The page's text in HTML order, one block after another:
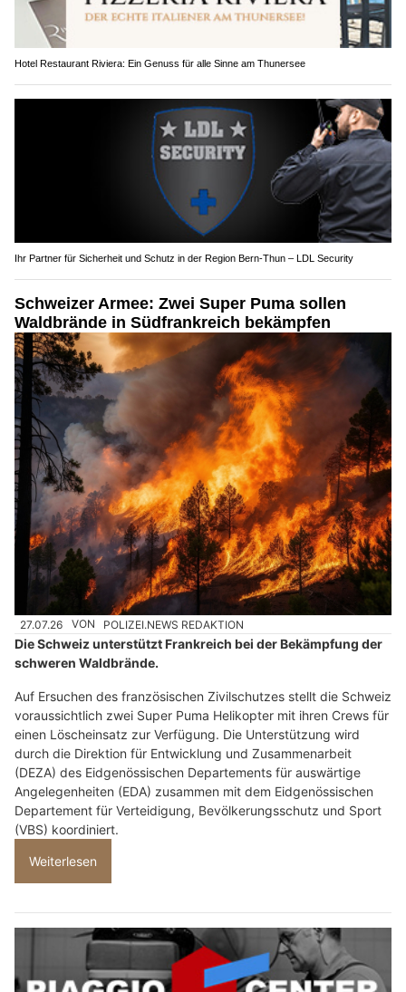
Hotel Restaurant Riviera: Ein Genuss für alle Sinne am Thunersee
Ihr Partner für Sicherheit und Schutz in der Region Bern-Thun – LDL Security
Schweizer Armee: Zwei Super Puma sollen
Waldbrände in Südfrankreich bekämpfen
27.07.26 VON POLIZEI.NEWS REDAKTION
Die Schweiz unterstützt Frankreich bei der Bekämpfung der
schweren Waldbrände.
Auf Ersuchen des französischen Zivilschutzes stellt die Schweiz
voraussichtlich zwei Super Puma Helikopter mit ihren Crews für
einen Löscheinsatz zur Verfügung. Die Unterstützung wird
durch die Direktion für Entwicklung und Zusammenarbeit
(DEZA) des Eidgenössischen Departements für auswärtige
Angelegenheiten (EDA) zusammen mit dem Eidgenössischen
Departement für Verteidigung, Bevölkerungsschutz und Sport
(VBS) koordiniert.
Weiterlesen